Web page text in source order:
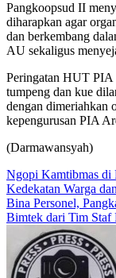
Pangkoopsud II
diharapkan agar
dan berkembang
AU sekaligus
Peringatan HUT PIA
tumpeng dan kue
dengan dimeriahkan
kepengurusan PIA
(Darmawansyah)
Navigasi
pos
Ngopi Kamtibmas di
Kedekatan Warga
Bina Personel,
Bimtek dari Tim Staf